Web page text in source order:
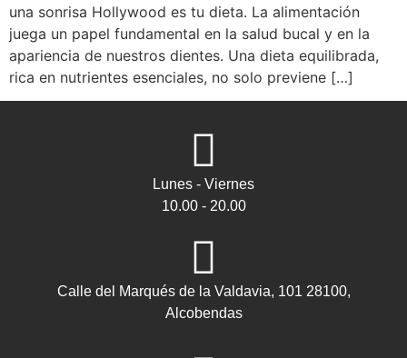
una sonrisa Hollywood es tu dieta. La alimentación
juega un papel fundamental en la salud bucal y en la
apariencia de nuestros dientes. Una dieta equilibrada,
rica en nutrientes esenciales, no solo previene […]
Lunes - Viernes
10.00 - 20.00
Calle del Marqués de la Valdavia, 101 28100,
Alcobendas